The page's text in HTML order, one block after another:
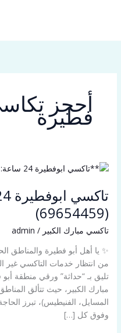
أحجز
فطيرة
(69654459)
تاكسي مبارك الكبير /
admin
✨ يا أهل أبو فطيرة والمناطق
من انتظار خدمات التاكسي
تليق بـ “حداثة” ورقي منطقة
مبارك الكبير، حيث تتألق
المسايل، الفنيطيس)، تبرز
وفوق كل […]
تاكسي
24
أسرع
تكسي